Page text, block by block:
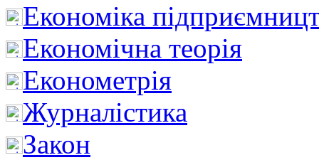
Економіка
Економічна теорія
Економетрія
Журналістика
Закон